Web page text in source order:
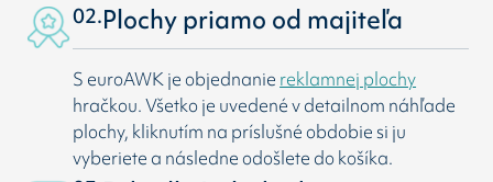
02.Plochy priamo od majiteľa
S euroAWK je objednanie reklamnej plochy
hračkou. Všetko je uvedené v detailnom náhľade
plochy, kliknutím na príslušné obdobie si ju
vyberiete a následne odošlete do košíka.